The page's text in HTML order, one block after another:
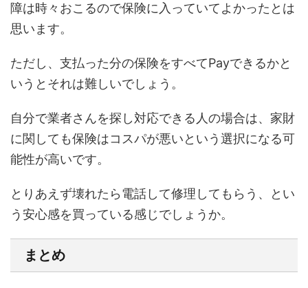
障は時々おこるので保険に入っていてよかったとは
思います。
ただし、支払った分の保険をすべてPayできるかと
いうとそれは難しいでしょう。
自分で業者さんを探し対応できる人の場合は、家財
に関しても保険はコスパが悪いという選択になる可
能性が高いです。
とりあえず壊れたら電話して修理してもらう、とい
う安心感を買っている感じでしょうか。
まとめ